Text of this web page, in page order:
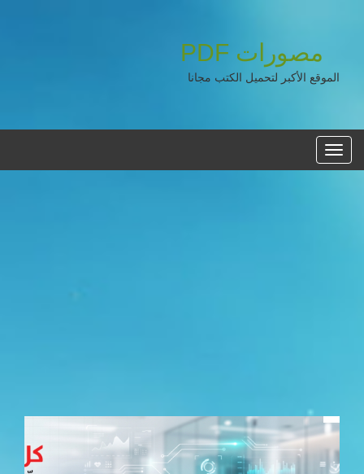
مصورات PDF
الموقع الأكبر لتحميل الكتب مجانا
القائمه
الرئيسية